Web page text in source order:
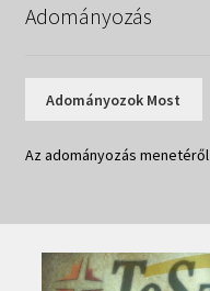
Adományozás
Adományozok Most
Az adományozás menetéről